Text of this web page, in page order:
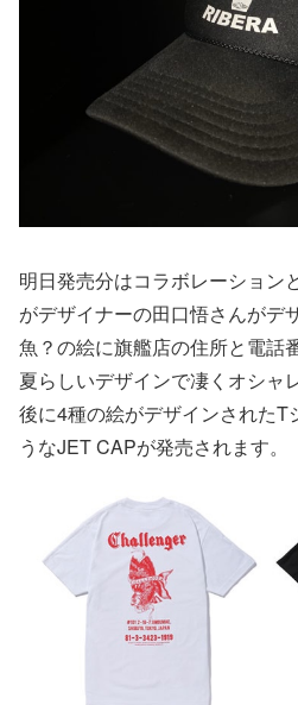
明日発売分はコラボレーション
がデザイナーの田口悟さんがデ
魚？の絵に旗艦店の住所と電話
夏らしいデザインで凄くオシャ
後に4種の絵がデザインされたT
うなJET CAPが発売されます。